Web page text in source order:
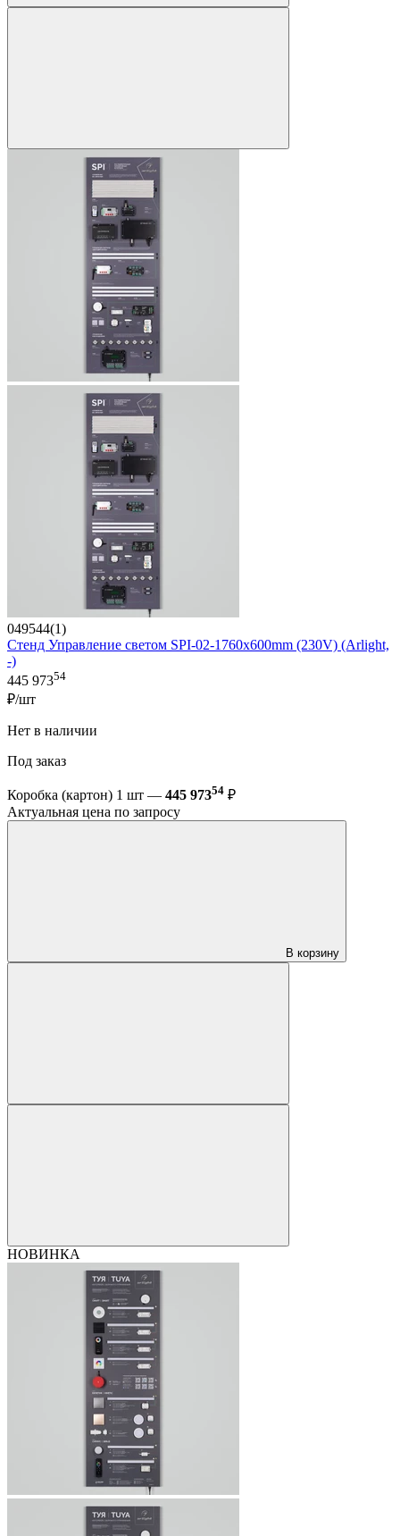
049544(1)
Стенд Управление светом SPI-02-1760х600mm (230V) (Arlight,
-)
445 97354
₽/шт
Нет в наличии
Под заказ
Коробка (картон) 1 шт — 445 97354 ₽
Актуальная цена по запросу
В корзину
НОВИНКА